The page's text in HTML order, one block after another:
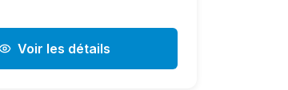
Voir les détails